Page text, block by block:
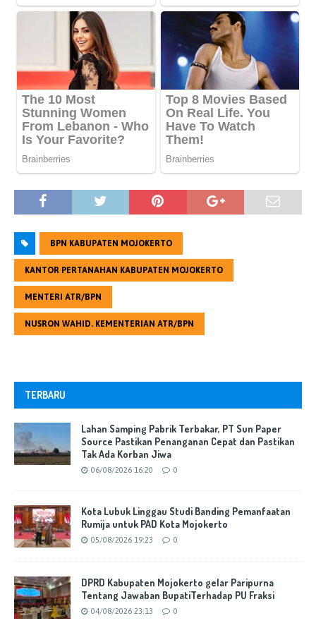
BPN KABUPATEN MOJOKERTO
KANTOR PERTANAHAN KABUPATEN MOJOKERTO
MENTERI ATR/BPN
NUSRON WAHID. KEMENTERIAN ATR/BPN
TERBARU
Lahan Samping Pabrik Terbakar, PT Sun Paper
Source Pastikan Penanganan Cepat dan Pastikan
Tak Ada Korban Jiwa
06/08/2026 16:20 0
Kota Lubuk Linggau Studi Banding Pemanfaatan
Rumija untuk PAD Kota Mojokerto
05/08/2026 19:23 0
DPRD Kabupaten Mojokerto gelar Paripurna
Tentang Jawaban BupatiTerhadap PU Fraksi
04/08/2026 23:13 0